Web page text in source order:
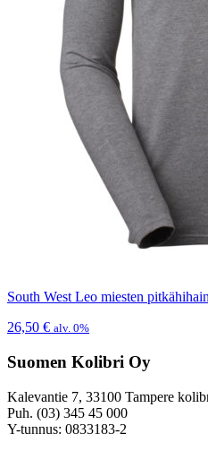
South West Leo miesten
26,50 € alv. 0%
Suomen Kolibri Oy
Kalevantie 7, 33100 Tampere
Puh. (03) 345 45 000
Y-tunnus: 0833183-2